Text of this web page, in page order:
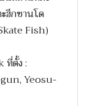
ฮึกซานโด
Fish)
ที่ตั้ง :
Yeosu-